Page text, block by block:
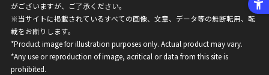
がございますが、ご了承ください。
※当サイトに掲載されているすべての画像、文章、データ等の無断転用、転
載をお断りします。
*Product image for illustration purposes only. Actual product may vary.
*Any use or reproduction of image, acritical or data from this site is
prohibited.